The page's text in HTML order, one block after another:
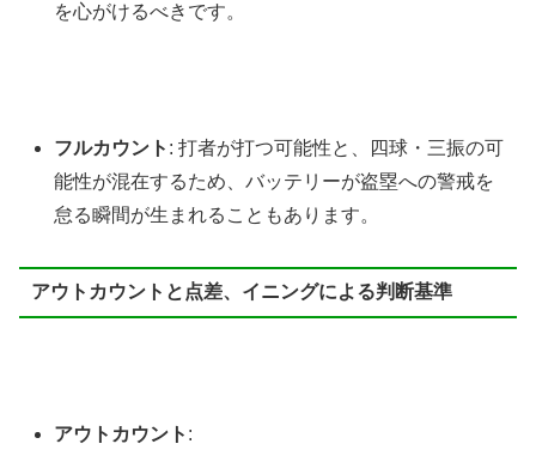
を心がけるべきです。
フルカウント : 打者が打つ可能性と、四球・三振の可
能性が混在するため、バッテリーが盗塁への警戒を
怠る瞬間が生まれることもあります。
アウトカウントと点差、イニングによる判断基準
アウトカウント :